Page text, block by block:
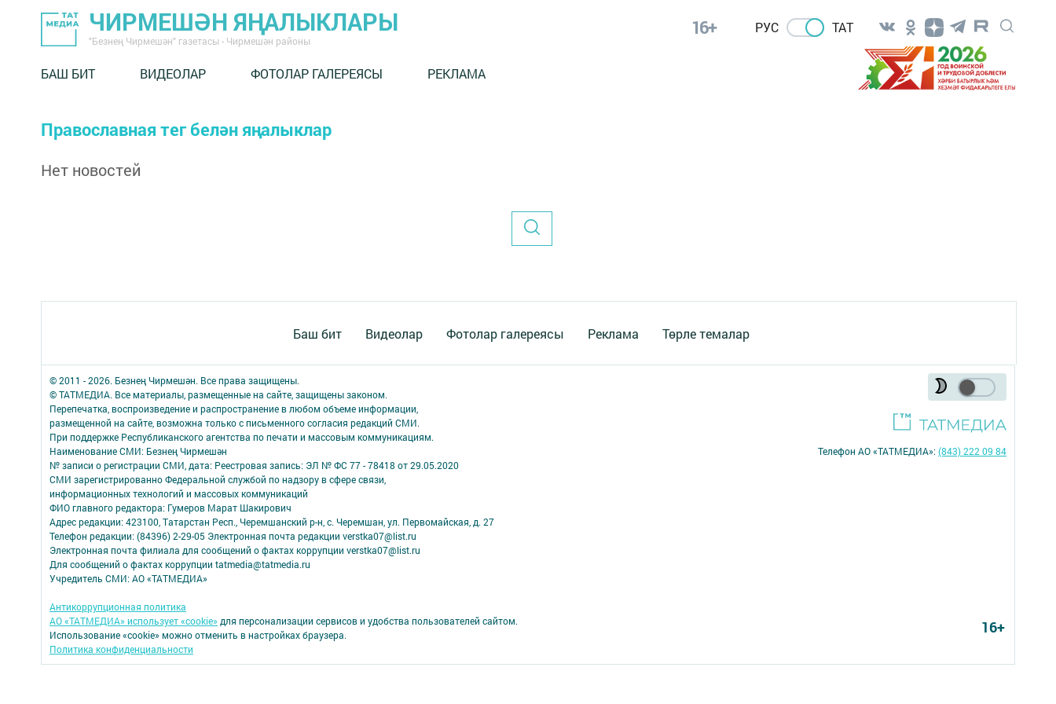
ЧИРМЕШӘН ЯҢАЛЫКЛАРЫ
"Безнең Чирмешән" газетасы - Чирмешән районы
16+ РУС ТАТ
БАШ БИТ ВИДЕОЛАР ФОТОЛАР ГАЛЕРЕЯСЫ РЕКЛАМА
Православная тег белән яңалыклар
Нет новостей
Баш бит Видеолар Фотолар галереясы Реклама Төрле темалар
© 2011 - 2026. Безнең Чирмешән. Все права защищены.
© ТАТМЕДИА. Все материалы, размещенные на сайте, защищены законом.
Перепечатка, воспроизведение и распространение в любом объеме информации,
размещенной на сайте, возможна только с письменного согласия редакций СМИ.
При поддержке Республиканского агентства по печати и массовым коммуникациям.
Наименование СМИ: Безнең Чирмешән
№ записи о регистрации СМИ, дата: Реестровая запись: ЭЛ № ФС 77 - 78418 от 29.05.2020
СМИ зарегистрированно Федеральной службой по надзору в сфере связи,
информационных технологий и массовых коммуникаций
ФИО главного редактора: Гумеров Марат Шакирович
Адрес редакции: 423100, Татарстан Респ., Черемшанский р-н, с. Черемшан, ул. Первомайская, д. 27
Телефон редакции: (84396) 2-29-05 Электронная почта редакции verstka07@list.ru
Электронная почта филиала для сообщений о фактах коррупции verstka07@list.ru
Для сообщений о фактах коррупции tatmedia@tatmedia.ru
Учредитель СМИ: АО «ТАТМЕДИА»
Антикоррупционная политика
АО «ТАТМЕДИА» использует «cookie» для персонализации сервисов и удобства пользователей сайтом.
Использование «cookie» можно отменить в настройках браузера.
Политика конфиденциальности
Телефон АО «ТАТМЕДИА»:(843) 222 09 84
16+